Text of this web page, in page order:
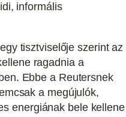
informális
tisztviselője szerint az
ragadnia a
Ebbe a Reutersnek
a megújulók,
energiának bele kellene